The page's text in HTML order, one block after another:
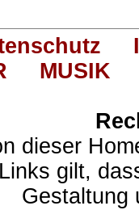
MUSIK
dieser
gilt,
Gestaltung